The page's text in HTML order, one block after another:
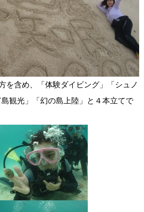
を含め、「体験ダイビング」「シュノ
観光」「幻の島上陸」と４本立てで